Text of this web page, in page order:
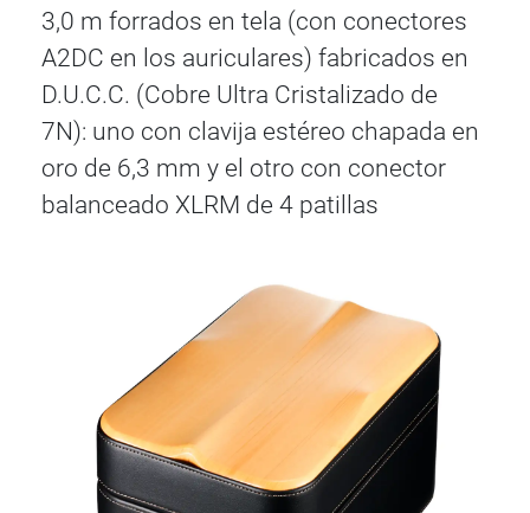
3,0 m forrados en tela (con conectores
A2DC en los auriculares) fabricados en
D.U.C.C. (Cobre Ultra Cristalizado de
7N): uno con clavija estéreo chapada en
oro de 6,3 mm y el otro con conector
balanceado XLRM de 4 patillas